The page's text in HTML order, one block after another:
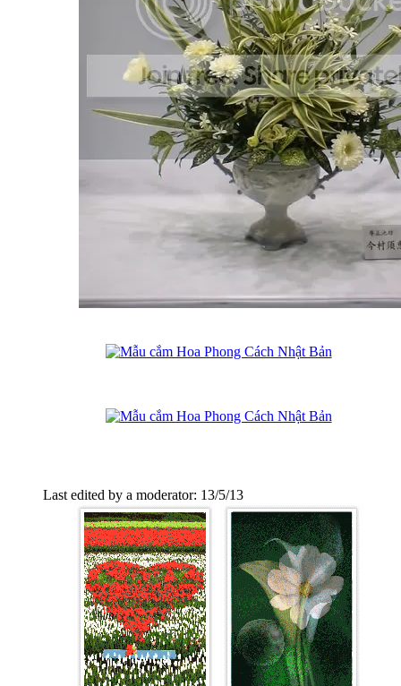
Last edited by a moderator: 13/5/13